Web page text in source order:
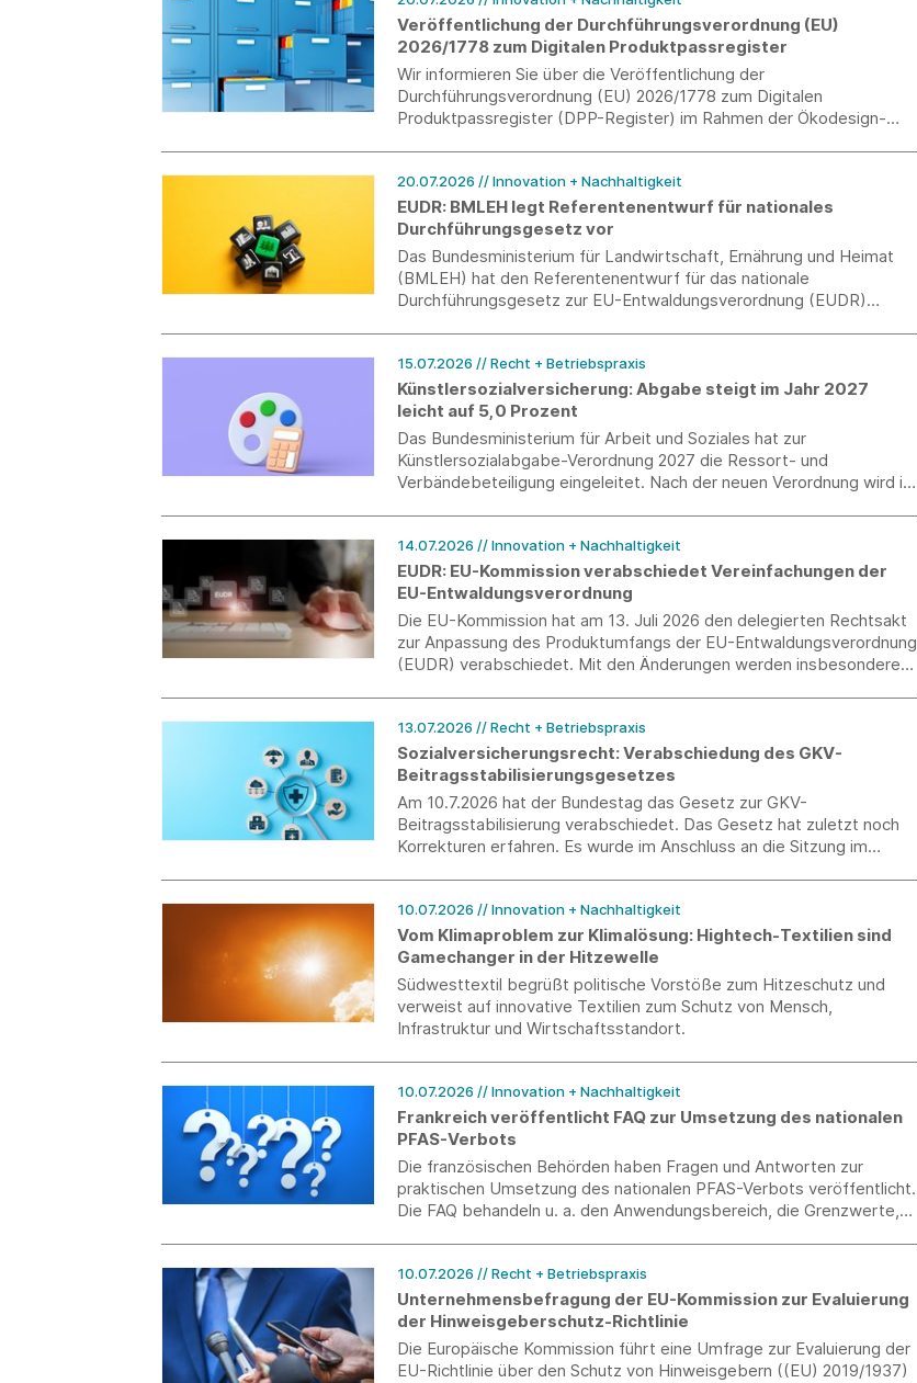
Veröffentlichung der Durchführungsverordnung (EU)
2026/1778 zum Digitalen Produktpassregister
Wir informieren Sie über die Veröffentlichung der
Durchführungsverordnung (EU) 2026/1778 zum Digitalen
Produktpassregister (DPP-Register) im Rahmen der Ökodesign-
20.07.2026 // Innovation + Nachhaltigkeit
EUDR: BMLEH legt Referentenentwurf für nationales
Durchführungsgesetz vor
Das Bundesministerium für Landwirtschaft, Ernährung und Heimat
(BMLEH) hat den Referentenentwurf für das nationale
Durchführungsgesetz zur EU-Entwaldungsverordnung (EUDR)
15.07.2026 // Recht + Betriebspraxis
Künstlersozialversicherung: Abgabe steigt im Jahr 2027
leicht auf 5,0 Prozent
Das Bundesministerium für Arbeit und Soziales hat zur
Künstlersozialabgabe-Verordnung 2027 die Ressort- und
Verbändebeteiligung eingeleitet. Nach der neuen Verordnung wird im
14.07.2026 // Innovation + Nachhaltigkeit
EUDR: EU-Kommission verabschiedet Vereinfachungen der
EU-Entwaldungsverordnung
Die EU-Kommission hat am 13. Juli 2026 den delegierten Rechtsakt
zur Anpassung des Produktumfangs der EU-Entwaldungsverordnung
(EUDR) verabschiedet. Mit den Änderungen werden insbesondere
13.07.2026 // Recht + Betriebspraxis
Sozialversicherungsrecht: Verabschiedung des GKV-
Beitragsstabilisierungsgesetzes
Am 10.7.2026 hat der Bundestag das Gesetz zur GKV-
Beitragsstabilisierung verabschiedet. Das Gesetz hat zuletzt noch
Korrekturen erfahren. Es wurde im Anschluss an die Sitzung im
10.07.2026 // Innovation + Nachhaltigkeit
Vom Klimaproblem zur Klimalösung: Hightech-Textilien sind
Gamechanger in der Hitzewelle
Südwesttextil begrüßt politische Vorstöße zum Hitzeschutz und
verweist auf innovative Textilien zum Schutz von Mensch,
Infrastruktur und Wirtschaftsstandort.
10.07.2026 // Innovation + Nachhaltigkeit
Frankreich veröffentlicht FAQ zur Umsetzung des nationalen
PFAS-Verbots
Die französischen Behörden haben Fragen und Antworten zur
praktischen Umsetzung des nationalen PFAS-Verbots veröffentlicht.
Die FAQ behandeln u. a. den Anwendungsbereich, die Grenzwerte,
10.07.2026 // Recht + Betriebspraxis
Unternehmensbefragung der EU-Kommission zur Evaluierung
der Hinweisgeberschutz-Richtlinie
Die Europäische Kommission führt eine Umfrage zur Evaluierung der
EU-Richtlinie über den Schutz von Hinweisgebern ((EU) 2019/1937)